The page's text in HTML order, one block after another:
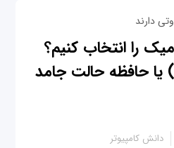
را انتخاب کنیم؟
هارددیسک (HDD) یا حافظه حالت جامد
دانش کامپیوتر